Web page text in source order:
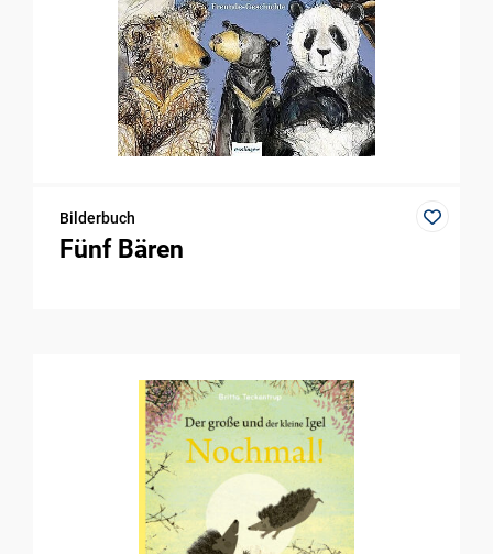
Bilderbuch
Fünf Bären